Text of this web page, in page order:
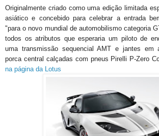
Originalmente criado como uma edição limitada
asiático e concebido para celebrar a entrada
"para o novo mundial de automobilismo categoria
todos os atributos que esperaria um piloto de
uma transmissão sequencial AMT e jantes em
porca central calçadas com pneus Pirelli P-Zero
na página da Lotus